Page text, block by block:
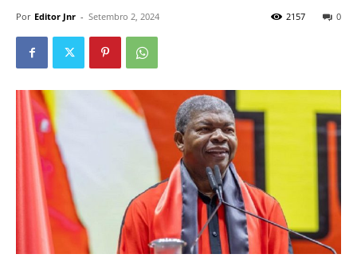
Por Editor Jnr - Setembro 2, 2024 0
2157